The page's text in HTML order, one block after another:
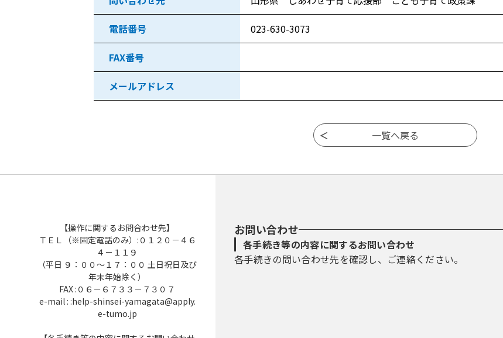
電話番号 023-630-3073
FAX番号
メールアドレス
【操作に関するお問合わせ先】
ＴＥＬ（※固定電話のみ）:０１２０－４６
４－１１９
（平日 ９：００～１７：００ 土日祝日及び
年末年始除く）
FAX :０６－６７３３－７３０７
e-mail : :help-shinsei-yamagata@apply.
e-tumo.jp
お問い合わせ
各手続き等の内容に関するお問い合わせ
各手続きの問い合わせ先を確認し、ご連絡ください。